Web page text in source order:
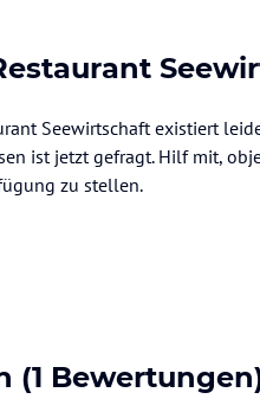
Seewirtschaft existiert
ist jetzt gefragt. Hilf mit,
zu stellen.
(1